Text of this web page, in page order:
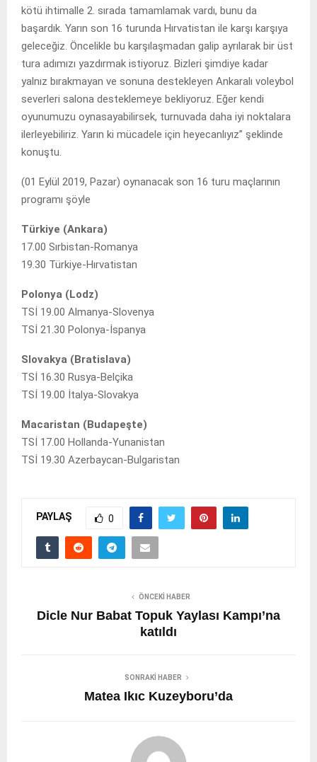
kötü ihtimalle 2. sırada tamamlamak vardı, bunu da
başardık. Yarın son 16 turunda Hırvatistan ile karşı karşıya
geleceğiz. Öncelikle bu karşılaşmadan galip ayrılarak bir üst
tura adımızı yazdırmak istiyoruz. Bizleri şimdiye kadar
yalnız bırakmayan ve sonuna destekleyen Ankaralı voleybol
severleri salona desteklemeye bekliyoruz. Eğer kendi
oyunumuzu oynasayabilirsek, turnuvada daha iyi noktalara
ilerleyebiliriz. Yarın ki mücadele için heyecanlıyız” şeklinde
konuştu.
(01 Eylül 2019, Pazar) oynanacak son 16 turu maçlarının
programı şöyle
Türkiye (Ankara)
17.00 Sırbistan-Romanya
19.30 Türkiye-Hırvatistan
Polonya (Lodz)
TSİ 19.00 Almanya-Slovenya
TSİ 21.30 Polonya-İspanya
Slovakya (Bratislava)
TSİ 16.30 Rusya-Belçika
TSİ 19.00 İtalya-Slovakya
Macaristan (Budapeşte)
TSİ 17.00 Hollanda-Yunanistan
TSİ 19.30 Azerbaycan-Bulgaristan
PAYLAŞ 0
ÖNCEKI HABER
Dicle Nur Babat Topuk Yaylası Kampı’na
katıldı
SONRAKI HABER
Matea Ikıc Kuzeyboru’da